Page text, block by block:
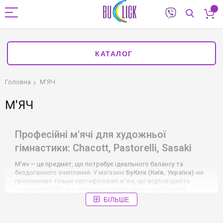
КАТАЛОГ
Головна М'ЯЧ
М'ЯЧ
Професійні м'ячі для художньої
гімнастики: Chacott, Pastorelli, Sasaki
М'яч — це предмет, що потребує ідеального балансу та
бездоганного зчеплення. У магазині БуКлік (Київ, Україна) ми
пропонуємо тільки сертифіковані м'ячі, що відповідають
Sasaki (Сасакі), а також італійського
Pastorelli (Пастореллі).
БІЛЬШЕ